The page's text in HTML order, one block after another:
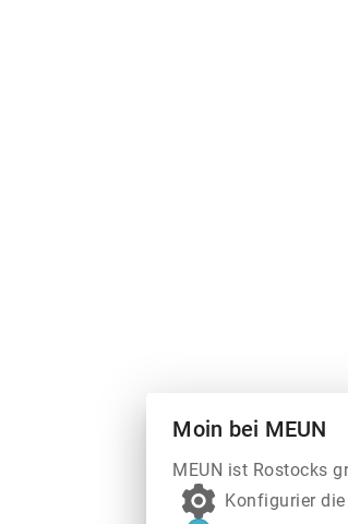
Moin bei MEUN
MEUN ist Rostocks
Konfigurier